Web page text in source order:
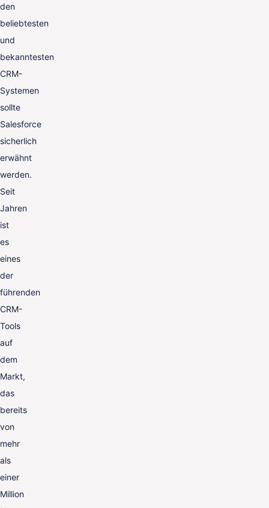
den
beliebtesten
und
bekanntesten
CRM-
Systemen
sollte
Salesforce
sicherlich
erwähnt
werden.
Seit
Jahren
ist
es
eines
der
führenden
CRM-
Tools
auf
dem
Markt,
das
bereits
von
mehr
als
einer
Million